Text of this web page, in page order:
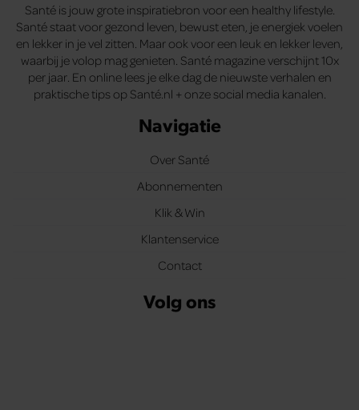
Santé is jouw grote inspiratiebron voor een healthy lifestyle.
Santé staat voor gezond leven, bewust eten, je energiek voelen
en lekker in je vel zitten. Maar ook voor een leuk en lekker leven,
waarbij je volop mag genieten. Santé magazine verschijnt 10x
per jaar. En online lees je elke dag de nieuwste verhalen en
praktische tips op Santé.nl + onze social media kanalen.
Navigatie
Over Santé
Abonnementen
Klik & Win
Klantenservice
Contact
Volg ons